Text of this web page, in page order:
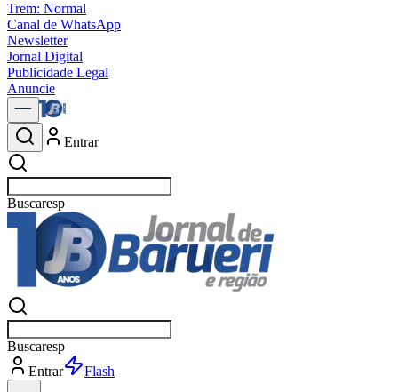
Trem: Normal
Canal de WhatsApp
Newsletter
Jornal Digital
Publicidade Legal
Anuncie
Entrar
Buscarno
Buscarno
Entrar
Explorar